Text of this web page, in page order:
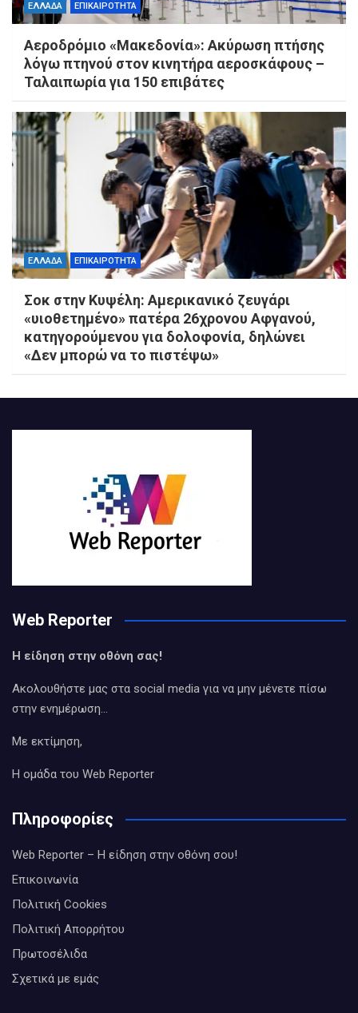
ΕΛΛΑΔΑ ΕΠΙΚΑΙΡΟΤΗΤΑ
Αεροδρόμιο «Μακεδονία»: Ακύρωση πτήσης
λόγω πτηνού στον κινητήρα αεροσκάφους –
Ταλαιπωρία για 150 επιβάτες
ΕΛΛΑΔΑ ΕΠΙΚΑΙΡΟΤΗΤΑ
Σοκ στην Κυψέλη: Αμερικανικό ζευγάρι
«υιοθετημένο» πατέρα 26χρονου Αφγανού,
κατηγορούμενου για δολοφονία, δηλώνει
«Δεν μπορώ να το πιστέψω»
Web Reporter
Η είδηση στην οθόνη σας!
Ακολουθήστε μας στα social media για να μην μένετε πίσω
στην ενημέρωση…
Με εκτίμηση,
Η ομάδα του Web Reporter
Πληροφορίες
Web Reporter – Η είδηση στην οθόνη σου!
Επικοινωνία
Πολιτική Cookies
Πολιτική Απορρήτου
Πρωτοσέλιδα
Σχετικά με εμάς